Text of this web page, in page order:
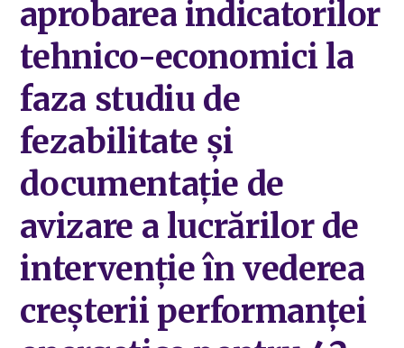
aprobarea indicatorilor
tehnico-economici la
faza studiu de
fezabilitate și
documentație de
avizare a lucrărilor de
intervenție în vederea
creșterii performanței